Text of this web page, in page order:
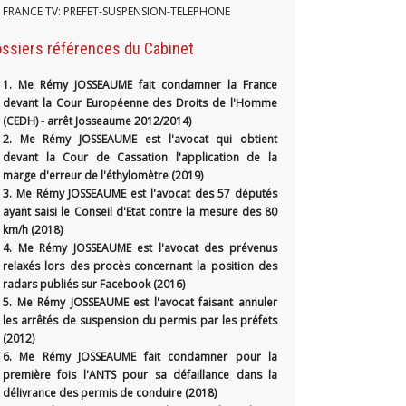
FRANCE TV: PREFET-SUSPENSION-TELEPHONE
références du Cabinet
1. Me Rémy JOSSEAUME fait condamner la France
devant la Cour Européenne des Droits de l'Homme
(CEDH) - arrêt Josseaume 2012/2014)
2. Me Rémy JOSSEAUME est l'avocat qui obtient
devant la Cour de Cassation l'application de la
marge d'erreur de l'éthylomètre (2019)
3. Me Rémy JOSSEAUME est l'avocat des 57 députés
ayant saisi le Conseil d'Etat contre la mesure des 80
km/h (2018)
4. Me Rémy JOSSEAUME est l'avocat des prévenus
relaxés lors des procès concernant la position des
radars publiés sur Facebook (2016)
5. Me Rémy JOSSEAUME est l'avocat faisant annuler
les arrêtés de suspension du permis par les préfets
(2012)
6. Me Rémy JOSSEAUME fait condamner pour la
première fois l'ANTS pour sa défaillance dans la
délivrance des permis de conduire (2018)